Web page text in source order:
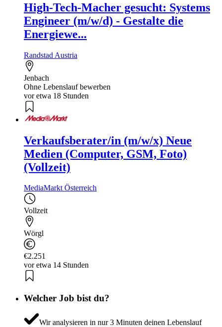
High-Tech-Macher gesucht: Systems
Engineer (m/w/d) - Gestalte die
Energiewe...
Randstad Austria
Jenbach
Ohne Lebenslauf bewerben
vor etwa 18 Stunden
Verkaufsberater/in (m/w/x) Neue
Medien (Computer, GSM, Foto)
(Vollzeit)
MediaMarkt Österreich
Vollzeit
Wörgl
€2.251
vor etwa 14 Stunden
Welcher Job bist du?
Wir analysieren in nur 3 Minuten deinen Lebenslauf